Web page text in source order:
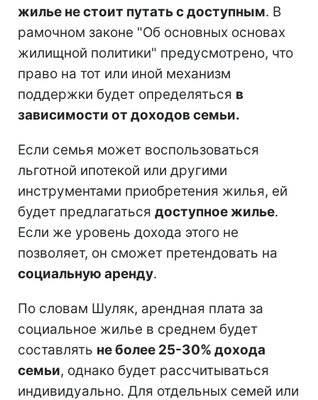
жилье не стоит путать с доступным. В
рамочном законе "Об основных основах
жилищной политики" предусмотрено, что
право на тот или иной механизм
поддержки будет определяться в
зависимости от доходов семьи.
Если семья может воспользоваться
льготной ипотекой или другими
инструментами приобретения жилья, ей
будет предлагаться доступное жилье.
Если же уровень дохода этого не
позволяет, он сможет претендовать на
социальную аренду.
По словам Шуляк, арендная плата за
социальное жилье в среднем будет
составлять не более 25-30% дохода
семьи, однако будет рассчитываться
индивидуально. Для отдельных семей или